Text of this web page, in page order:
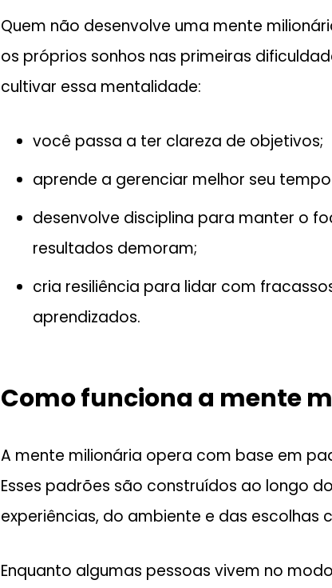
Quem não desenvolve uma mente
os próprios sonhos nas primeiras
cultivar essa mentalidade:
você passa a ter clareza de objetivos;
aprende a gerenciar melhor seu
desenvolve disciplina para manter o
resultados demoram;
cria resiliência para lidar com
aprendizados.
Como funciona a mente
A mente milionária opera com base em
Esses padrões são construídos ao longo
experiências, do ambiente e das escolhas
Enquanto algumas pessoas vivem no